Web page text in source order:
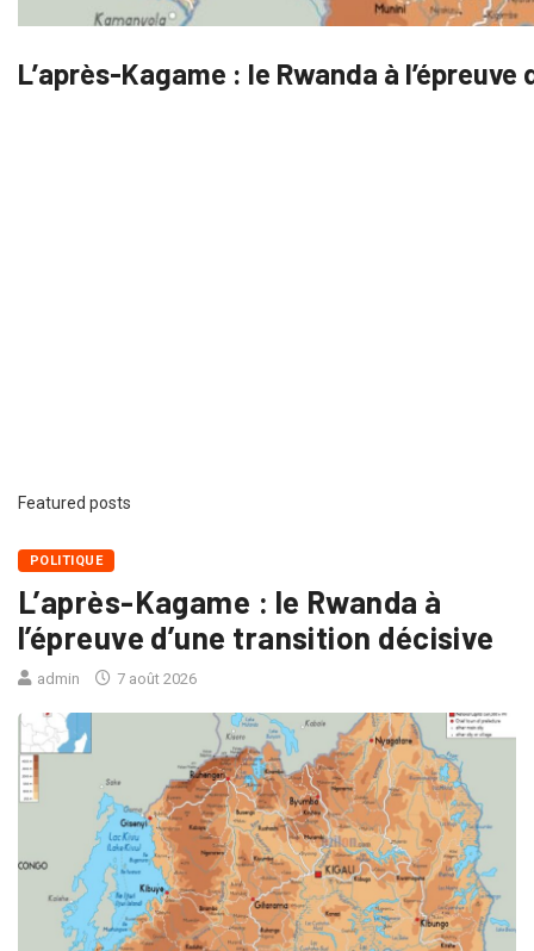
L’après-Kagame : le Rwanda à
Featured posts
POLITIQUE
L’après-Kagame : le Rwanda à
l’épreuve d’une transition décisive
admin 7 août 2026